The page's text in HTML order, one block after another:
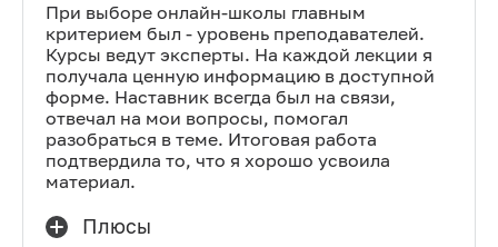
При выборе онлайн-школы главным
критерием был - уровень преподавателей.
Курсы ведут эксперты. На каждой лекции я
получала ценную информацию в доступной
форме. Наставник всегда был на связи,
отвечал на мои вопросы, помогал
разобраться в теме. Итоговая работа
подтвердила то, что я хорошо усвоила
материал.
Плюсы